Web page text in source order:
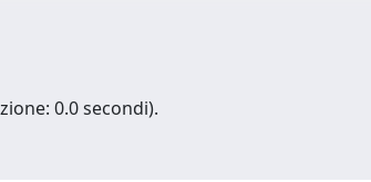
0.0 secondi).